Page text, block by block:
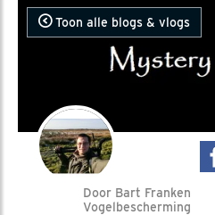
Toon alle blogs & vlogs
Door Bart Franken
Vogelbescherming